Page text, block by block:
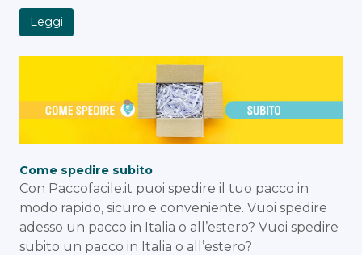
Leggi
Come spedire subito
Con Paccofacile.it puoi spedire il tuo pacco in
modo rapido, sicuro e conveniente. Vuoi spedire
adesso un pacco in Italia o all’estero? Vuoi spedire
subito un pacco in Italia o all’estero?